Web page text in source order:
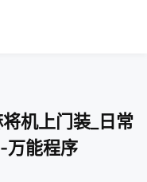
机上门装_日常
万能程序